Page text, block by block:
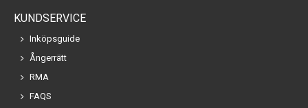
KUNDSERVICE
Inköpsguide
Ångerrätt
RMA
FAQS